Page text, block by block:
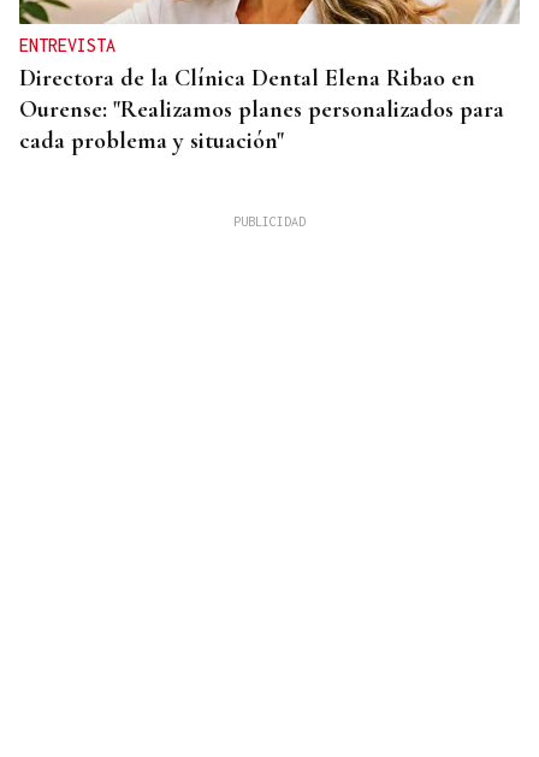
ENTREVISTA
Directora de la Clínica Dental Elena Ribao en
Ourense: "Realizamos planes personalizados para
cada problema y situación"